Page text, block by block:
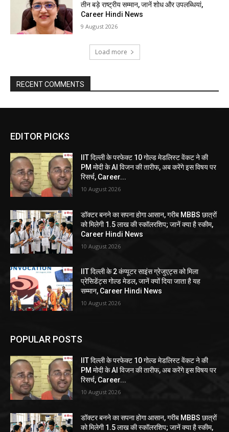
तीन बड़े राष्ट्रीय सम्मान, जानें शोध और उपलब्धियां,
Career Hindi News
9 August 2026
Load more
RECENT COMMENTS
EDITOR PICKS
IIT दिल्ली के परफेक्ट 10 गोल्ड मेडलिस्ट वेंकट ने की
PM मोदी के AI विजन की तारीफ, अब करेंगे इस विषय पर
रिसर्च, Career...
10 August 2026
डॉक्टर बनने का सपना होगा आसान, गरीब MBBS छात्रों
को मिलेगी 1.5 लाख की स्कॉलरशिप; जानें क्या है स्कीम,
Career Hindi News
10 August 2026
IIT दिल्ली के 2 कंप्यूटर साइंस ग्रेजुएट्स को मिला
प्रेसिडेंट्स गोल्ड मेडल, जानें क्यों दिया जाता है यह
सम्मान, Career Hindi News
10 August 2026
POPULAR POSTS
IIT दिल्ली के परफेक्ट 10 गोल्ड मेडलिस्ट वेंकट ने की
PM मोदी के AI विजन की तारीफ, अब करेंगे इस विषय पर
रिसर्च, Career...
10 August 2026
डॉक्टर बनने का सपना होगा आसान, गरीब MBBS छात्रों
को मिलेगी 1.5 लाख की स्कॉलरशिप; जानें क्या है स्कीम,